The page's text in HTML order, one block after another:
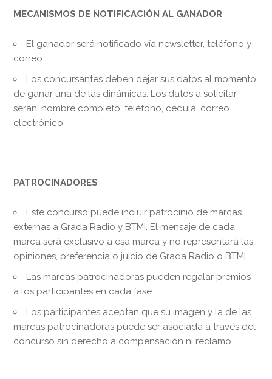
MECANISMOS DE NOTIFICACIÓN AL GANADOR
El ganador será notificado vía newsletter, teléfono y
correo.
Los concursantes deben dejar sus datos al momento
de ganar una de las dinámicas. Los datos a solicitar
serán: nombre completo, teléfono, cedula, correo
electrónico.
PATROCINADORES
Este concurso puede incluir patrocinio de marcas
externas a Grada Radio y BTMI. El mensaje de cada
marca será exclusivo a esa marca y no representará las
opiniones, preferencia o juicio de Grada Radio o BTMI.
Las marcas patrocinadoras pueden regalar premios
a los participantes en cada fase.
Los participantes aceptan que su imagen y la de las
marcas patrocinadoras puede ser asociada a través del
concurso sin derecho a compensación ni reclamo.